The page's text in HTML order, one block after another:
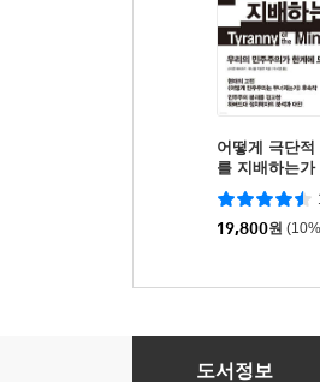
어떻게 극단
를 지배하는가
19,800원
다시쓰는 한국현대사 2
도서정보